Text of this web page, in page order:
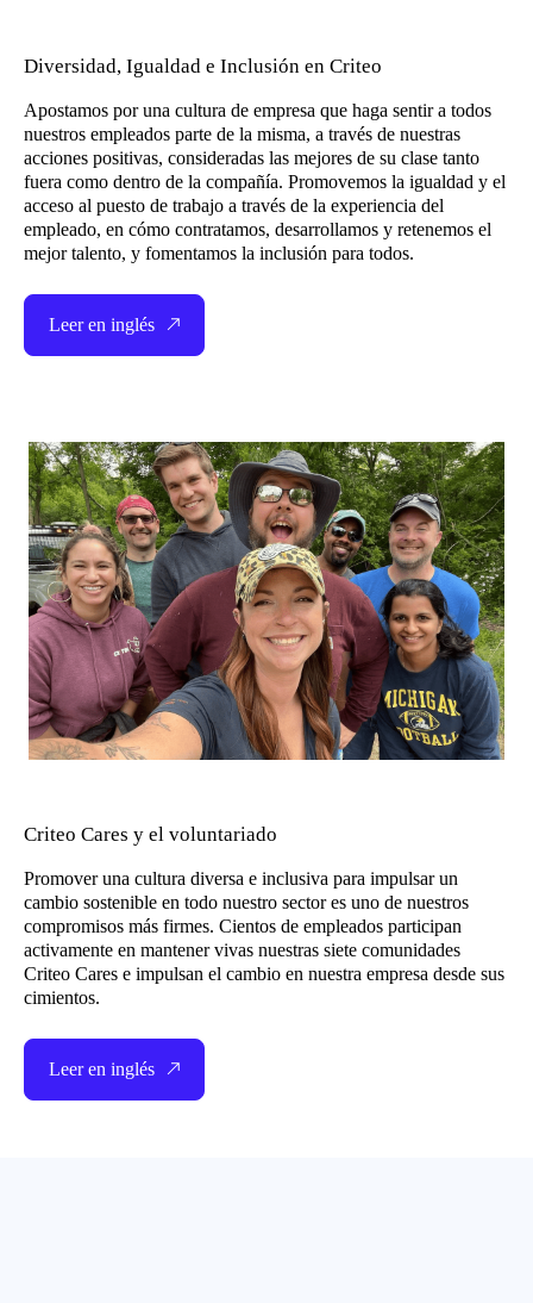
Diversidad, Igualdad e Inclusión en Criteo
Apostamos por una cultura de empresa que haga sentir a todos
nuestros empleados parte de la misma, a través de nuestras
acciones positivas, consideradas las mejores de su clase tanto
fuera como dentro de la compañía. Promovemos la igualdad y el
acceso al puesto de trabajo a través de la experiencia del
empleado, en cómo contratamos, desarrollamos y retenemos el
mejor talento, y fomentamos la inclusión para todos.
Leer en inglés
Criteo Cares y el voluntariado
Promover una cultura diversa e inclusiva para impulsar un
cambio sostenible en todo nuestro sector es uno de nuestros
compromisos más firmes. Cientos de empleados participan
activamente en mantener vivas nuestras siete comunidades
Criteo Cares e impulsan el cambio en nuestra empresa desde sus
cimientos.
Leer en inglés